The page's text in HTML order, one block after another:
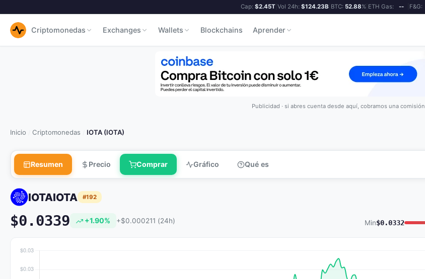
Cap: $2.45T Vol 24h: $124.23B BTC: 52.88% ETH Gas: -- F&G:
Criptomonedas Exchanges Wallets Blockchains Aprender
Publicidad · si abres cuenta desde aquí, cobramos una comisión
Inicio Criptomonedas IOTA (IOTA)
Resumen Precio Comprar Gráfico Qué es
IOTAIOTA #192
$0.0339 +1.90% +$0.000211 (24h) Min$0.0332